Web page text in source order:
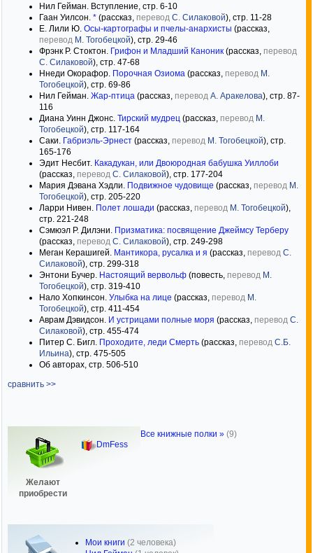
Нил Гейман. Вступление, стр. 6-10
Гаан Уилсон. * (рассказ, перевод С. Силаковой), стр. 11-28
Е. Лили Ю. Осы-картографы и пчелы-анархисты (рассказ,
перевод М. Тогобецкой), стр. 29-46
Фрэнк Р. Стоктон. Грифон и Младший Каноник (рассказ, перевод
С. Силаковой), стр. 47-68
Ннеди Окорафор. Порочная Озиома (рассказ, перевод М.
Тогобецкой), стр. 69-86
Нил Гейман. Жар-птица (рассказ, перевод А. Аракелова), стр. 87-
116
Диана Уинн Джонс. Тирский мудрец (рассказ, перевод М.
Тогобецкой), стр. 117-164
Саки. Габриэль-Эрнест (рассказ, перевод М. Тогобецкой), стр.
165-176
Эдит Несбит. Какадукан, или Двоюродная бабушка Уиллоби
(рассказ, перевод С. Силаковой), стр. 177-204
Мария Дэвана Хэдли. Подвижное чудовище (рассказ, перевод М.
Тогобецкой), стр. 205-220
Ларри Нивен. Полет лошади (рассказ, перевод М. Тогобецкой),
стр. 221-248
Сэмюэл Р. Дилэни. Призматика: посвящение Джеймсу Терберу
(рассказ, перевод С. Силаковой), стр. 249-298
Меган Керашигей. Мантикора, русалка и я (рассказ, перевод С.
Силаковой), стр. 299-318
Энтони Бучер. Настоящий вервольф (повесть, перевод М.
Тогобецкой), стр. 319-410
Нало Хопкинсон. Улыбка на лице (рассказ, перевод М.
Тогобецкой), стр. 411-454
Аврам Дэвидсон. И устрицами полные моря (рассказ, перевод С.
Силаковой), стр. 455-474
Питер С. Бигл. Проходите, леди Смерть (рассказ, перевод С.Б.
Ильина), стр. 475-505
Об авторах, стр. 506-510
сравнить >>
Желают
приобрести
DmFess
Мои книги (2 человека)
Все книжные полки » (9)